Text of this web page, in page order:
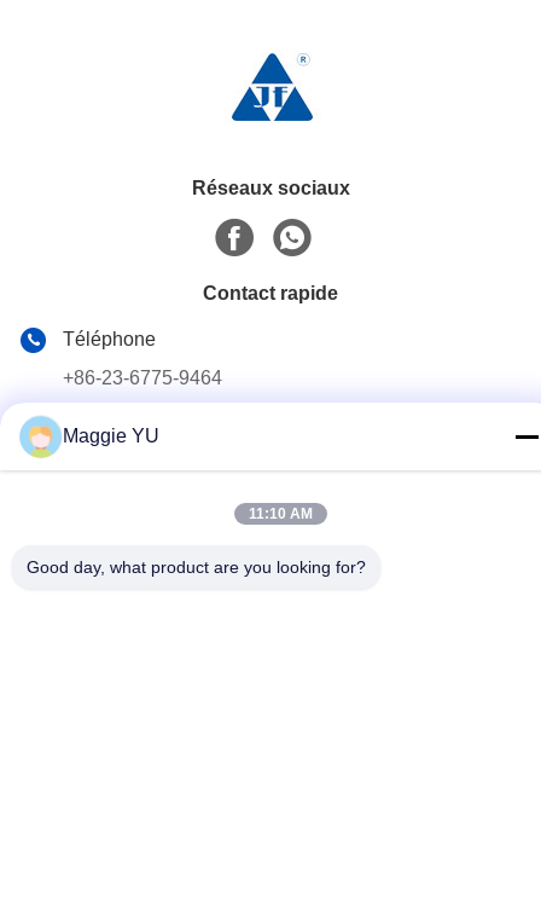
Réseaux sociaux
Contact rapide
Téléphone
+86-23-6775-9464
E-mail
zone du nord, Chongqing, Chine
Maggie YU
11:10 AM
Good day, what product are you looking for?